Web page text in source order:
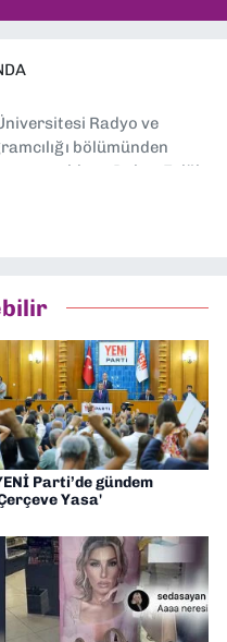
Radyo ve
bölümünden
oldum. Dokuz Eylül
de üstleniyorum.
Parti’de gündem
Yasa'